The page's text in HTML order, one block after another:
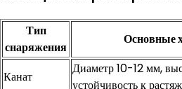
Тип
снаряжения
Основные
Канат
Диаметр 10-12 мм,
устойчивость к